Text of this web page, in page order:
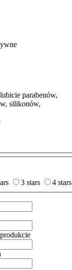
parabenów,
silikonów,
3 stars 4 stars